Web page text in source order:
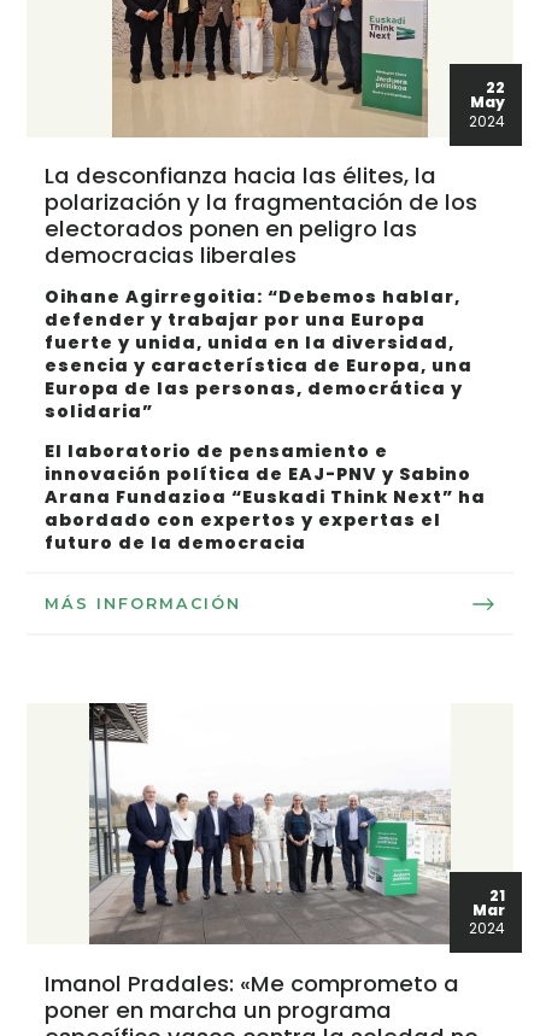
22
May
2024
La desconfianza hacia las élites, la
polarización y la fragmentación de los
electorados ponen en peligro las
democracias liberales
Oihane Agirregoitia: “Debemos hablar,
defender y trabajar por una Europa
fuerte y unida, unida en la diversidad,
esencia y característica de Europa, una
Europa de las personas, democrática y
solidaria”
El laboratorio de pensamiento e
innovación política de EAJ-PNV y Sabino
Arana Fundazioa “Euskadi Think Next” ha
abordado con expertos y expertas el
futuro de la democracia
MÁS INFORMACIÓN
21
Mar
2024
Imanol Pradales: «Me comprometo a
poner en marcha un programa